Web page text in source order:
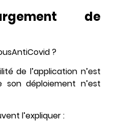
de
?
de l’application n’est
son déploiement n’est
l’expliquer :